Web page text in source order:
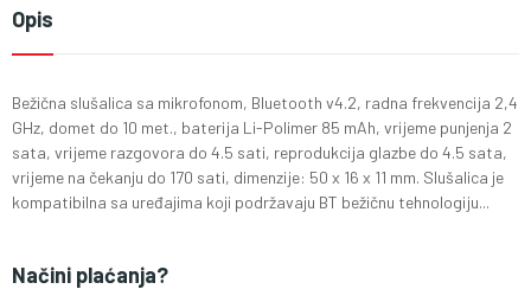
Opis
Bežična slušalica sa mikrofonom, Bluetooth v4.2, radna frekvencija 2,4
GHz, domet do 10 met., baterija Li-Polimer 85 mAh, vrijeme punjenja 2
sata, vrijeme razgovora do 4.5 sati, reprodukcija glazbe do 4.5 sata,
vrijeme na čekanju do 170 sati, dimenzije: 50 x 16 x 11 mm. Slušalica je
kompatibilna sa uređajima koji podržavaju BT bežičnu tehnologiju...
Načini plaćanja?